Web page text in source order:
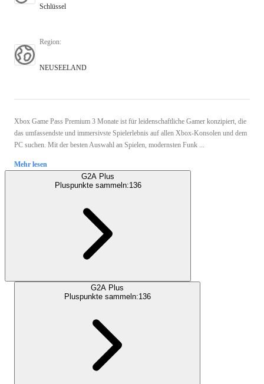
Schlüssel
Region:
NEUSEELAND
Xbox Game Pass Premium 3 Monate ist für leidenschaftliche Gamer konzipiert, die
das umfassendste und immersivste Spielerlebnis auf allen Xbox-Konsolen und dem
PC suchen. Mit der besten Auswahl an Spielen, modernsten Funk ...
Mehr lesen
G2A Plus
Pluspunkte sammeln:136
G2A Plus
Pluspunkte sammeln:136